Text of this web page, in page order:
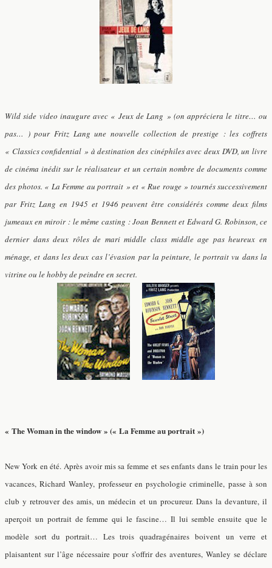
Wild side video inaugure avec « Jeux de Lang » (on appréciera le titre… ou
pas… )pour Fritz Langune nouvelle collection de prestige : les coffrets
« Classics confidential » à destination des cinéphiles avec deux DVD, un livre
de cinéma inédit sur le réalisateur et un certain nombre de documents comme
des photos. « La Femme au portrait » et « Rue rouge » tournés successivement
par Fritz Lang en 1945 et 1946 peuvent être considérés comme deux films
jumeaux en miroir : le même casting : Joan Bennett et Edward G. Robinson, ce
dernier dans deux rôles de mari middle class middle age pas heureux en
ménage, et dans les deux cas l’évasion par la peinture, le portrait vu dans la
vitrine ou le hobby de peindre en secret.
« The Woman in the window » (« La Femme au portrait »)
New York en été. Après avoir mis sa femme et ses enfants dans le train pour les
vacances, Richard Wanley, professeur en psychologie criminelle, passe à son
club y retrouver des amis, un médecin et un procureur. Dans la devanture, il
aperçoit un portrait de femme qui le fascine… Il lui semble ensuite que le
modèle sort du portrait… Les trois quadragénaires boivent un verre et
plaisantent sur l’âge nécessaire pour s’offrir des aventures, Wanley se déclare